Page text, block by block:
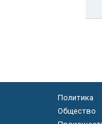
Политика
Общество